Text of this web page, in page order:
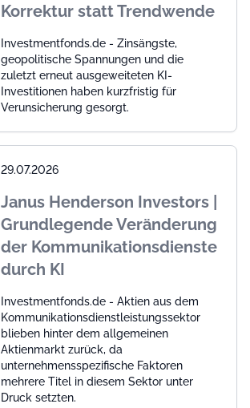
Korrektur statt Trendwende
Investmentfonds.de - Zinsängste,
geopolitische Spannungen und die
zuletzt erneut ausgeweiteten KI-
Investitionen haben kurzfristig für
Verunsicherung gesorgt.
29.07.2026
Janus Henderson Investors |
Grundlegende Veränderung
der Kommunikationsdienste
durch KI
Investmentfonds.de - Aktien aus dem
Kommunikationsdienstleistungssektor
blieben hinter dem allgemeinen
Aktienmarkt zurück, da
unternehmensspezifische Faktoren
mehrere Titel in diesem Sektor unter
Druck setzten.